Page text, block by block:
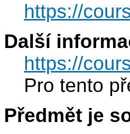
https://
Další
https://
Pro tento
Předmět je